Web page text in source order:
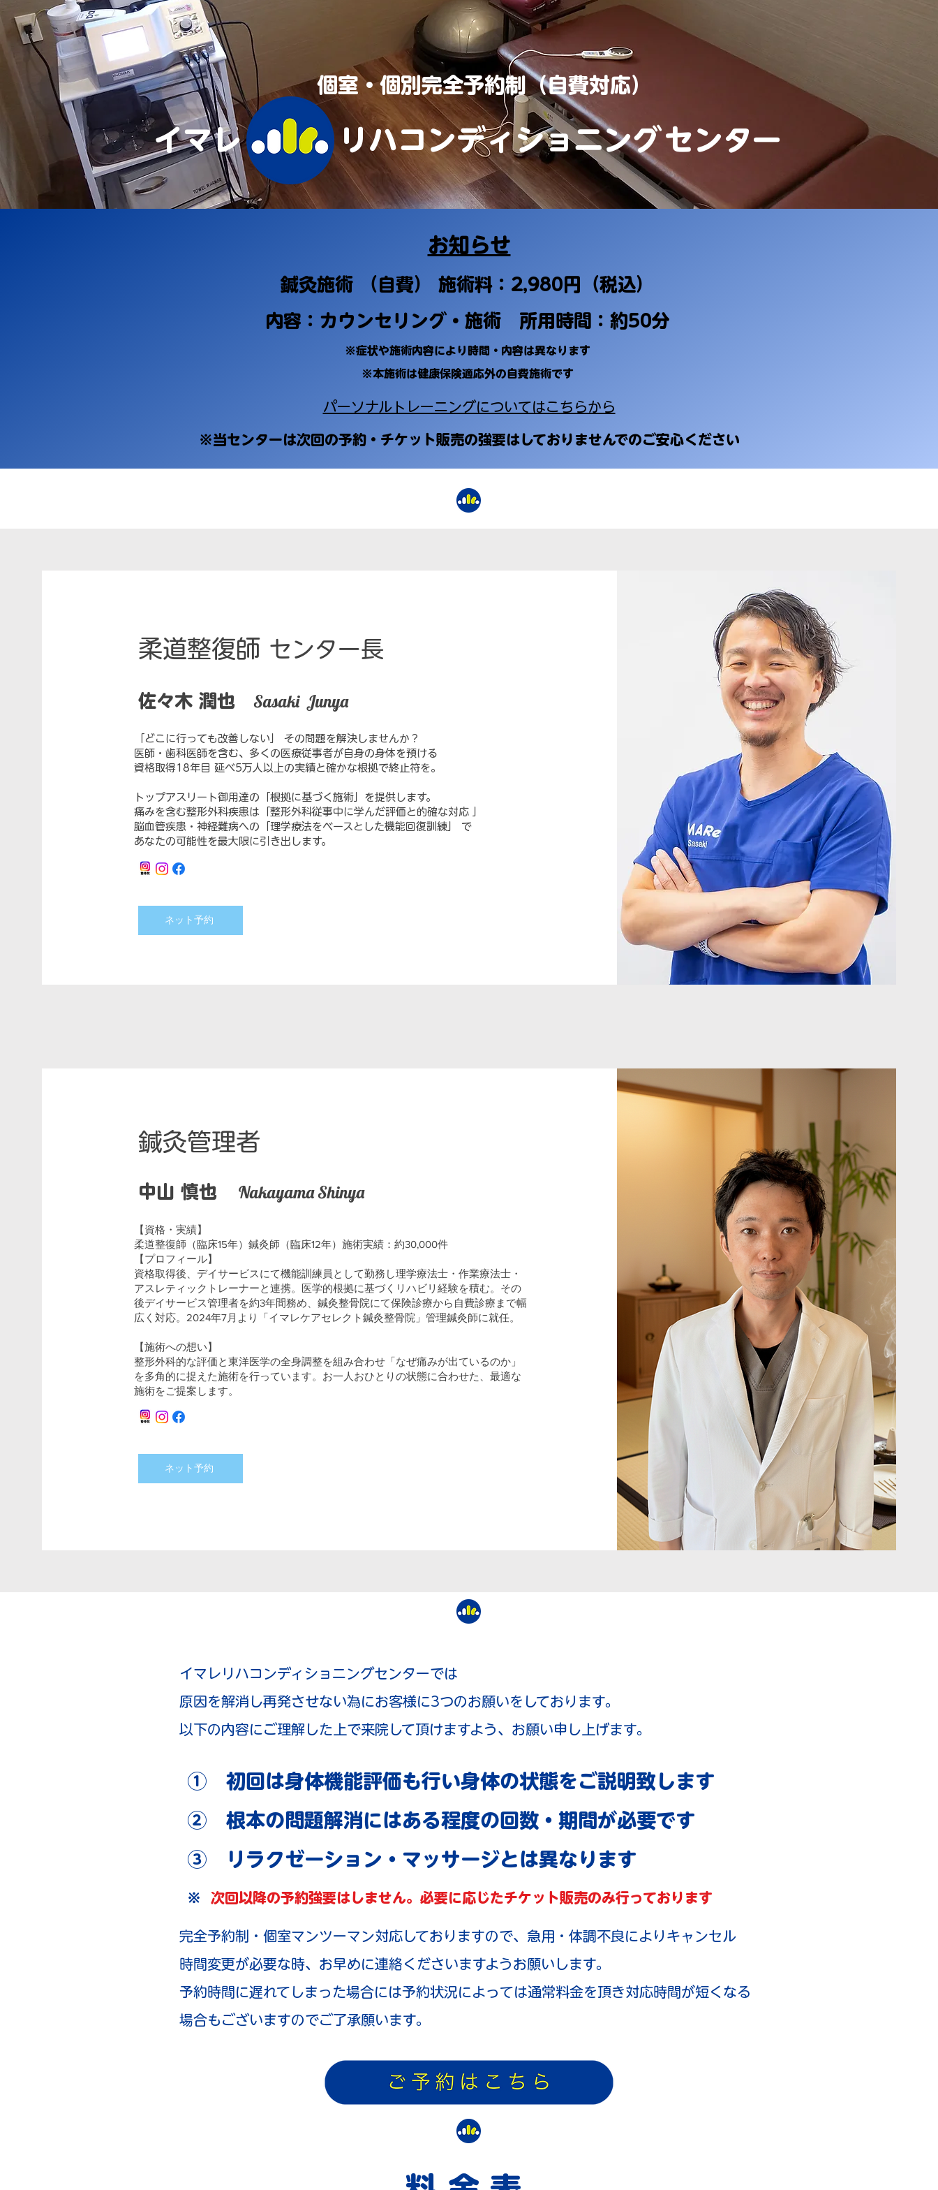
​イマレ
​個室・個別完全予約制（自費対応）
リハコンディショニングセンター
お知らせ
​鍼灸施術 （自費） 施術料：2,980円（税込）
内容：カウンセリング・施術 所用時間：約50分
※症状や施術内容により時間・内容は異なります
​※本施術は健康保険適応外の自費施術です
​パーソナルトレーニングについてはこちらから
​※当センターは次回の予約・チケット販売の強要はしておりませんでのご安心ください
柔道整復師 センター長
佐々木 潤也 Sasaki Junya
「どこに行っても改善しない」 その問題を解決しませんか？
医師・歯科医師を含む、多くの医療従事者が自身の身体を預ける
資格取得18年目 延べ5万人以上の実績と確かな根拠で終止符を。
​トップアスリート御用達の「根拠に基づく施術」を提供します。
痛みを含む整形外科疾患は「整形外科従事中に学んだ評価と的確な対応 」
脳血管疾患・神経難病への「理学療法をベースとした機能回復訓練」 で
あなたの可能性を最大限に引き出します。
ネット予約
鍼灸管理者
中山 慎也 Nakayama Shinya
【資格・実績】
柔道整復師（臨床15年）鍼灸師（臨床12年）施術実績：約30,000件
【プロフィール】
資格取得後、デイサービスにて機能訓練員として勤務し理学療法士・作業療法士・
アスレティックトレーナーと連携。医学的根拠に基づくリハビリ経験を積む。その
後デイサービス管理者を約3年間務め、鍼灸整骨院にて保険診療から自費診療まで幅
広く対応。2024年7月より「イマレケアセレクト鍼灸整骨院」管理鍼灸師に就任。
【施術への想い】
整形外科的な評価と東洋医学の全身調整を組み合わせ「なぜ痛みが出ているのか」
を多角的に捉えた施術を行っています。お一人おひとりの状態に合わせた、最適な
施術をご提案します。
ネット予約
イマレリハコンディショニングセンターでは
原因を解消し再発させない為にお客様に3つのお願いをしております。
以下の内容にご理解した上で来院して頂けますよう、お願い申し上げます。
① 初回は身体機能評価も行い身体の状態をご説明致します
② 根本の問題解消にはある程度の回数・期間が必要です
③ リラクゼーション・マッサージとは異なります
※ 次回以降の予約強要はしません。必要に応じたチケット販売のみ行っております
完全予約制・個室マンツーマン対応しておりますので、急用・体調不良によりキャンセル
時間変更が必要な時、お早めに連絡くださいますようお願いします。
予約時間に遅れてしまった場合には予約状況によっては通常料金を頂き対応時間が短くなる
場合もございますのでご了承願います。